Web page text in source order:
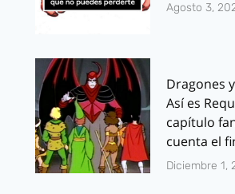
Agosto 3,
Dragones
Así es
capítulo
cuenta el
Diciembre 1,